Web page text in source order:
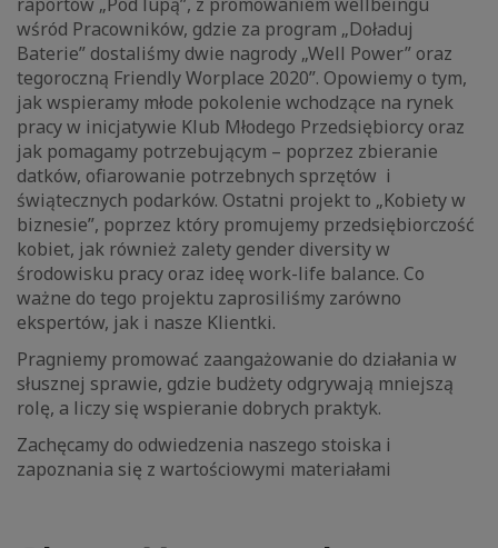
raportów „Pod lupą”, z promowaniem wellbeingu
wśród Pracowników, gdzie za program „Doładuj
Baterie” dostaliśmy dwie nagrody „Well Power” oraz
tegoroczną Friendly Worplace 2020”. Opowiemy o tym,
jak wspieramy młode pokolenie wchodzące na rynek
pracy w inicjatywie Klub Młodego Przedsiębiorcy oraz
jak pomagamy potrzebującym – poprzez zbieranie
datków, ofiarowanie potrzebnych sprzętów i
świątecznych podarków. Ostatni projekt to „Kobiety w
biznesie”, poprzez który promujemy przedsiębiorczość
kobiet, jak również zalety gender diversity w
środowisku pracy oraz ideę work-life balance. Co
ważne do tego projektu zaprosiliśmy zarówno
ekspertów, jak i nasze Klientki.
Pragniemy promować zaangażowanie do działania w
słusznej sprawie, gdzie budżety odgrywają mniejszą
rolę, a liczy się wspieranie dobrych praktyk.
Zachęcamy do odwiedzenia naszego stoiska i
zapoznania się z wartościowymi materiałami